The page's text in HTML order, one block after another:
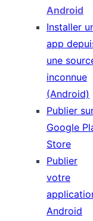
Android
Installer
app
une
inconnue
(Android)
Publier
Google
Store
Publier
votre
Android